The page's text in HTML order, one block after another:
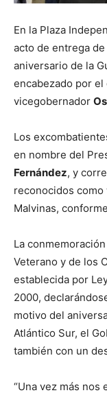
En la Plaza
acto de entrega
aniversario de la
encabezado por
vicegobernador
Los
en nombre del
Fernández, y
reconocidos
Malvinas,
La
Veterano y de los
establecida por
2000,
motivo del
Atlántico Sur, el
también con un
“Una vez más nos